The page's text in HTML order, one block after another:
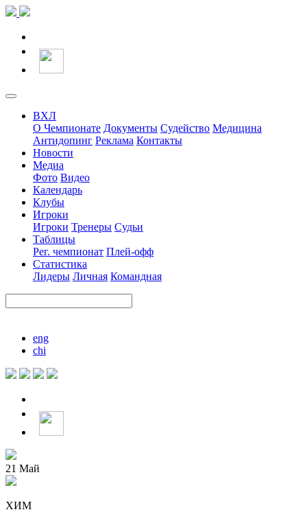
ВХЛ
О Чемпионате Документы Судейство Медицина
Антидопинг Реклама Контакты
Новости
Медиа
Фото Видео
Календарь
Клубы
Игроки
Игроки Тренеры Судьи
Таблицы
Рег. чемпионат Плей-офф
Статистика
Лидеры Личная Командная
eng
chi
21 Май
ХИМ